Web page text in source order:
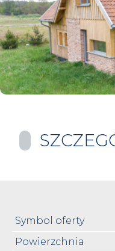
Symbol oferty
Powierzchnia